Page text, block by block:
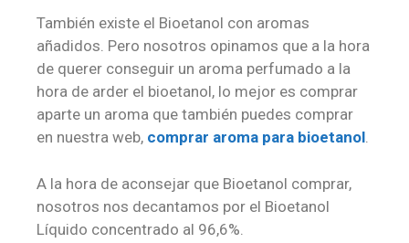
También existe el Bioetanol con aromas
añadidos. Pero nosotros opinamos que a la hora
de querer conseguir un aroma perfumado a la
hora de arder el bioetanol, lo mejor es comprar
aparte un aroma que también puedes comprar
en nuestra web, comprar aroma para bioetanol.
A la hora de aconsejar que Bioetanol comprar,
nosotros nos decantamos por el Bioetanol
Líquido concentrado al 96,6%.